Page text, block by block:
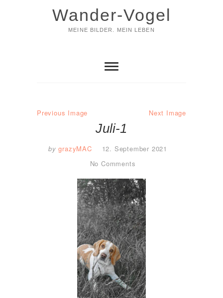
Wander-Vogel
MEINE BILDER. MEIN LEBEN
Previous Image Next Image
Juli-1
by grazyMAC
12. September 2021
No Comments